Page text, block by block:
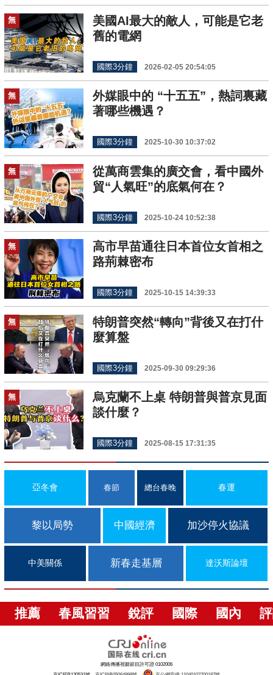
無
美國AI最大的敵人，可能是它老
舊的電網
國際3分鐘 2026-02-05 20:54:05
無
外媒眼中的 “十五五”，熱詞裏藏
著哪些機遇？
國際3分鐘 2025-10-30 10:37:02
無
從萬商雲集的廣交會，看中國外
貿“人氣旺”的底氣何在？
國際3分鐘 2025-10-24 10:52:38
無
高市早苗通往日本首位女首相之
路荊棘密布
國際3分鐘 2025-10-15 14:39:33
無
特朗普突然“轉向”背後又在打什
麼算盤
國際3分鐘 2025-09-30 09:29:36
無
烏克蘭不上桌 特朗普與普京見面
談什麼？
國際3分鐘 2025-08-15 17:31:35
亞冬會 春節 總台春晚 春運
黎以局勢 中國經濟 加沙停火協議
中美關係 新春走基層 達沃斯論壇
推薦 春風習習 銳評 國際 國內
網絡傳播視聽節目許可證 0102006